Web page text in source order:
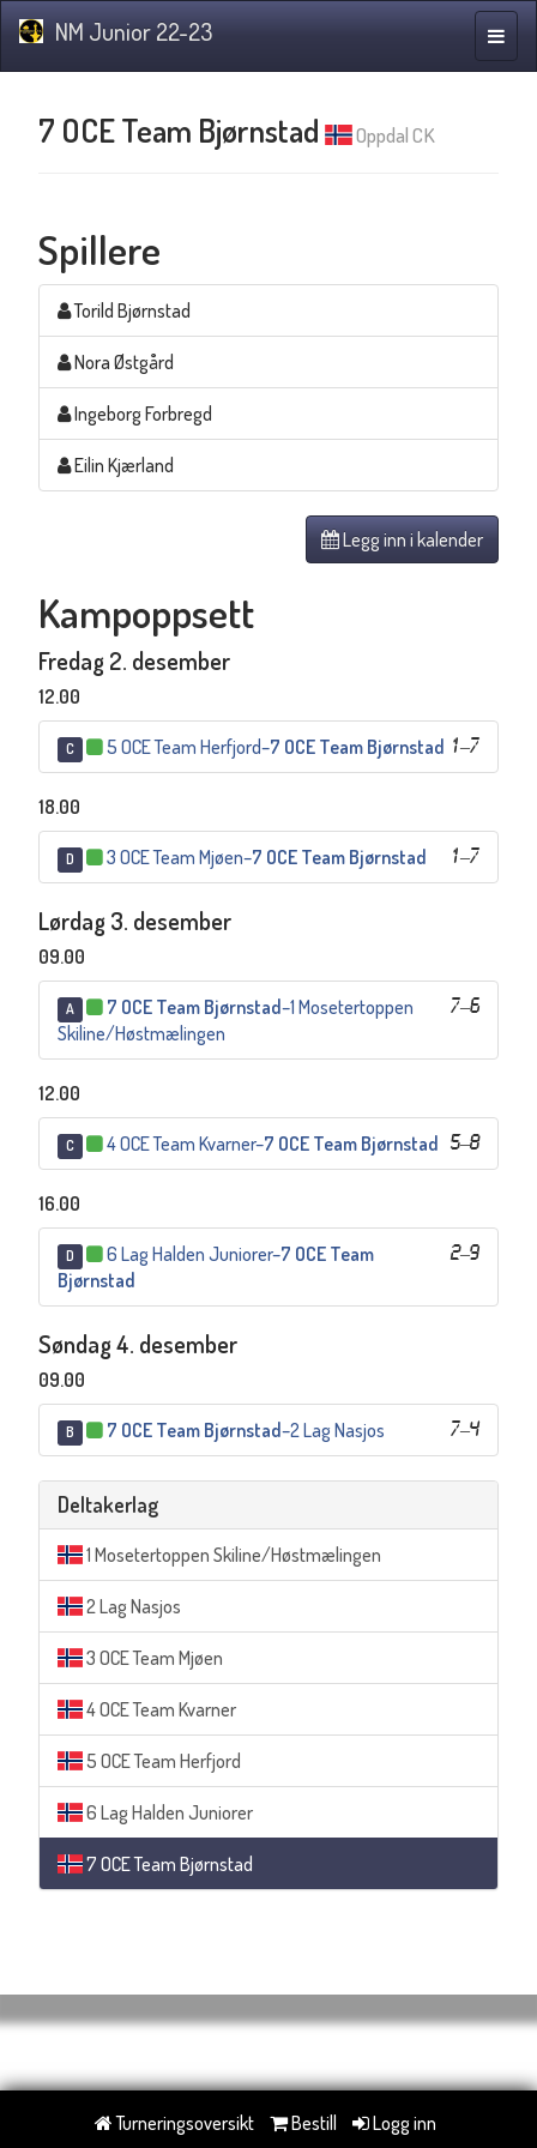
NM Junior 22-23
7 OCE Team Bjørnstad Oppdal CK
Spillere
Torild Bjørnstad
Nora Østgård
Ingeborg Forbregd
Eilin Kjærland
Legg inn i kalender
Kampoppsett
Fredag 2. desember
12.00
C 1–7
5 OCE Team Herfjord–7 OCE Team Bjørnstad
18.00
D 1–7
3 OCE Team Mjøen–7 OCE Team Bjørnstad
Lørdag 3. desember
09.00
A 7–6
7 OCE Team Bjørnstad–1 Mosetertoppen
Skiline/Høstmælingen
12.00
C 5–8
4 OCE Team Kvarner–7 OCE Team Bjørnstad
16.00
D 2–9
6 Lag Halden Juniorer–7 OCE Team
Bjørnstad
Søndag 4. desember
09.00
B 7–4
7 OCE Team Bjørnstad–2 Lag Nasjos
Deltakerlag
1 Mosetertoppen Skiline/Høstmælingen
2 Lag Nasjos
3 OCE Team Mjøen
4 OCE Team Kvarner
5 OCE Team Herfjord
6 Lag Halden Juniorer
7 OCE Team Bjørnstad
Turneringsoversikt Bestill Logg inn